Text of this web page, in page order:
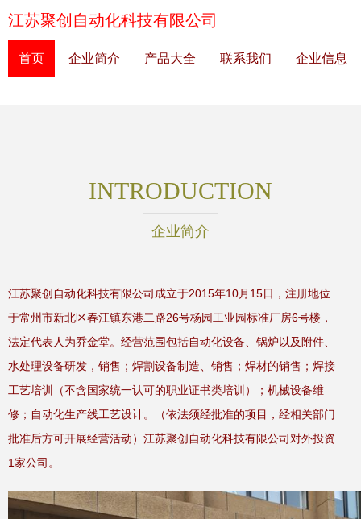
江苏聚创自动化科技有限公司
首页 企业简介 产品大全 联系我们 企业信息
INTRODUCTION
企业简介
江苏聚创自动化科技有限公司成立于2015年10月15日，注册地位
于常州市新北区春江镇东港二路26号杨园工业园标准厂房6号楼，
法定代表人为乔金堂。经营范围包括自动化设备、锅炉以及附件、
水处理设备研发，销售；焊割设备制造、销售；焊材的销售；焊接
工艺培训（不含国家统一认可的职业证书类培训）；机械设备维
修；自动化生产线工艺设计。（依法须经批准的项目，经相关部门
批准后方可开展经营活动）江苏聚创自动化科技有限公司对外投资
1家公司。